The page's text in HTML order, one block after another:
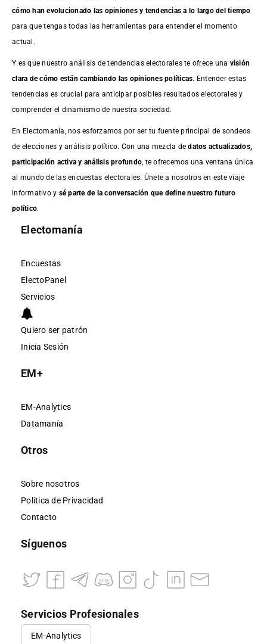
cómo han evolucionado las opiniones y tendencias a lo largo del tiempo
para que tengas todas las herramientas para entender el momento
actual.
Y es que nuestro análisis de tendencias electorales te ofrece una visión
clara de cómo están cambiando las opiniones políticas. Entender estas
tendencias es crucial para anticipar posibles resultados electorales y
comprender el dinamismo de nuestra sociedad.
En Electomanía, nos esforzamos por ser tu fuente principal de sondeos
de elecciones y análisis político. Con una mezcla dedatos actualizados,
participación activa y análisis profundo , te ofrecemos una ventana única
al mundo de las encuestas electorales. Únete a nosotros en este viaje
informativo y sé parte de la conversación que define nuestro futuro
político.
Electomanía
Encuestas
ElectoPanel
Servicios
Quiero ser patrón
Inicia Sesión
EM+
EM-Analytics
Datamanía
Otros
Sobre nosotros
Política de Privacidad
Contacto
Síguenos
Servicios Profesionales
EM-Analytics